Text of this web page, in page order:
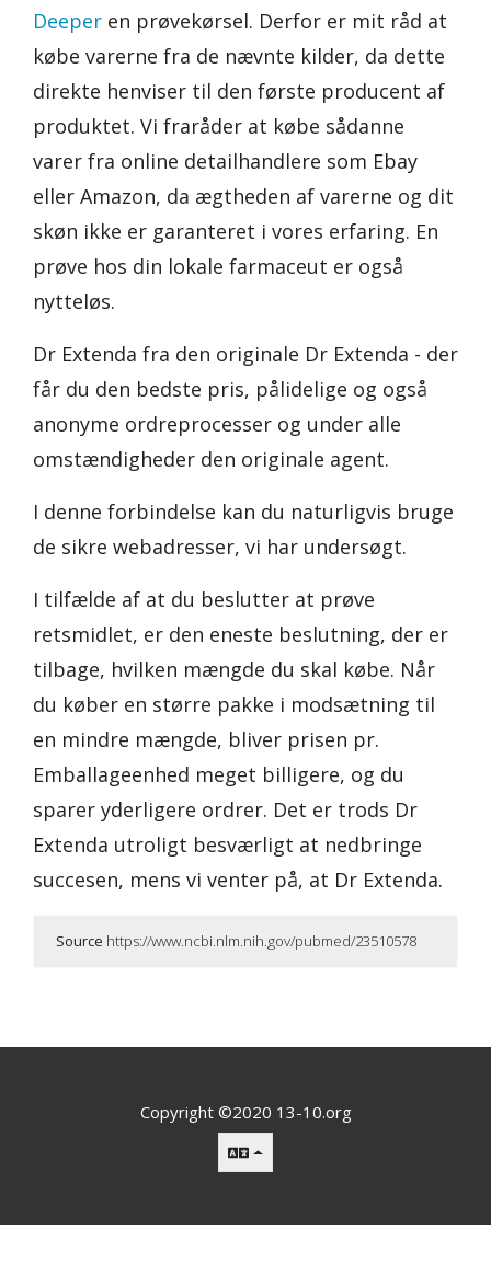
Deeper en prøvekørsel. Derfor er mit råd at
købe varerne fra de nævnte kilder, da dette
direkte henviser til den første producent af
produktet. Vi fraråder at købe sådanne
varer fra online detailhandlere som Ebay
eller Amazon, da ægtheden af varerne og dit
skøn ikke er garanteret i vores erfaring. En
prøve hos din lokale farmaceut er også
nytteløs.
Dr Extenda fra den originale Dr Extenda - der
får du den bedste pris, pålidelige og også
anonyme ordreprocesser og under alle
omstændigheder den originale agent.
I denne forbindelse kan du naturligvis bruge
de sikre webadresser, vi har undersøgt.
I tilfælde af at du beslutter at prøve
retsmidlet, er den eneste beslutning, der er
tilbage, hvilken mængde du skal købe. Når
du køber en større pakke i modsætning til
en mindre mængde, bliver prisen pr.
Emballageenhed meget billigere, og du
sparer yderligere ordrer. Det er trods Dr
Extenda utroligt besværligt at nedbringe
succesen, mens vi venter på, at Dr Extenda.
Source https://www.ncbi.nlm.nih.gov/pubmed/23510578
Copyright ©2020 13-10.org